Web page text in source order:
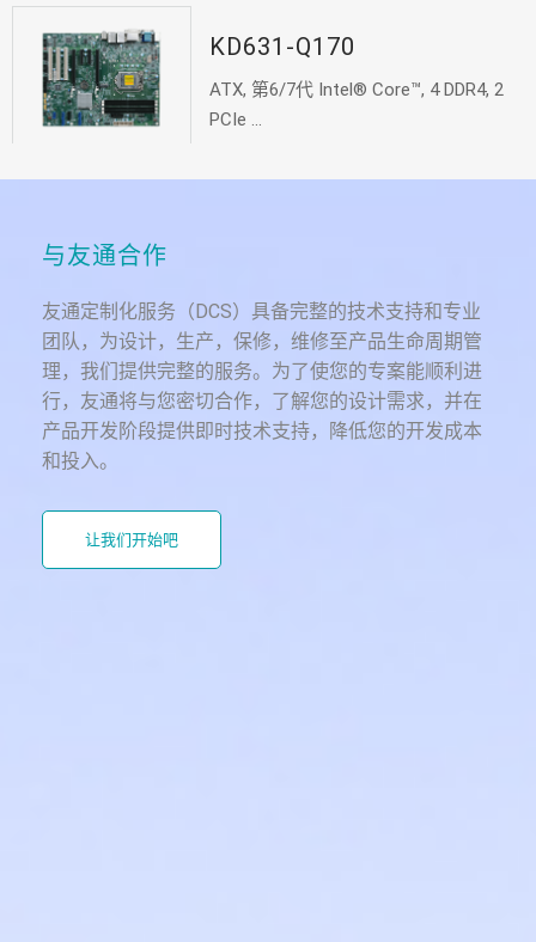
KD631-Q170
ATX, 第6/7代 Intel® Core™, 4 DDR4, 2
PCIe ...
与友通合作
友通定制化服务（DCS）具备完整的技术支持和专业
团队，为设计，生产，保修，维修至产品生命周期管
理，我们提供完整的服务。为了使您的专案能顺利进
行，友通将与您密切合作，了解您的设计需求，并在
产品开发阶段提供即时技术支持，降低您的开发成本
和投入。
让我们开始吧